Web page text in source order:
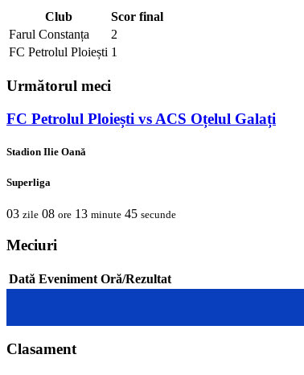
Club
Scor final
Farul Constanța
2
FC Petrolul Ploiești 1
Următorul meci
FC Petrolul Ploiești vs ACS Oțelul Galați
Stadion Ilie Oană
Superliga
03 zile 08 ore 13 minute 45 secunde
Meciuri
Dată Eveniment Oră/Rezultat
Clasament